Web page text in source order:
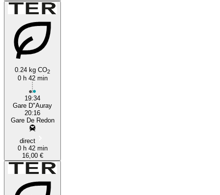
0.24 kg CO2
0 h 42 min
19:34
Gare D"Auray
20:16
Gare De Redon
direct
0 h 42 min
16,00 €